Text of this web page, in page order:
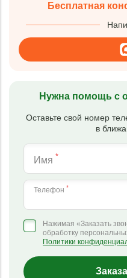
Бесплатная
Нужна помощь с
Оставьте свой номер
в
Имя *
Телефон *
Нажимая «Заказать
обработку
Политики